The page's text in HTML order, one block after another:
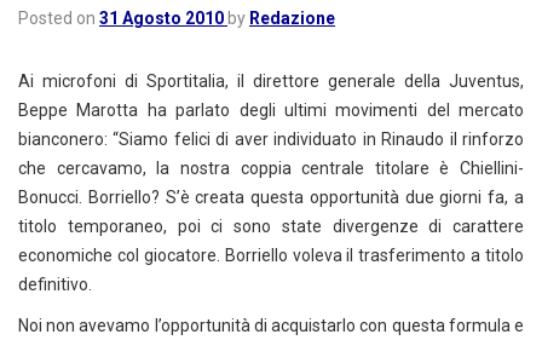
Posted on 31 Agosto 2010 by Redazione
Ai microfoni di Sportitalia, il direttore generale della Juventus,
Beppe Marotta ha parlato degli ultimi movimenti del mercato
bianconero: “Siamo felici di aver individuato in Rinaudo il rinforzo
che cercavamo, la nostra coppia centrale titolare è Chiellini-
Bonucci. Borriello? S’è creata questa opportunità due giorni fa, a
titolo temporaneo, poi ci sono state divergenze di carattere
economiche col giocatore. Borriello voleva il trasferimento a titolo
definitivo.
Noi non avevamo l’opportunità di acquistarlo con questa formula e